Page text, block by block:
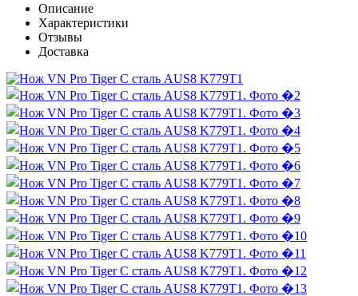
Описание
Характеристики
Отзывы
Доставка